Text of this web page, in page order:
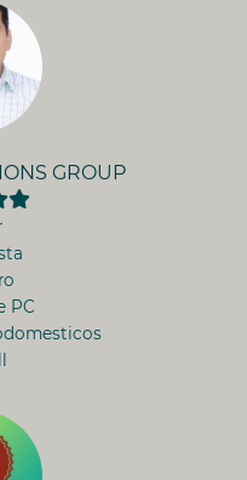
GROUP
PC